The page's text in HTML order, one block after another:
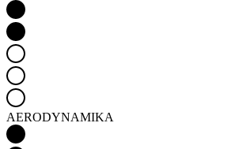
AERODYNAMIKA